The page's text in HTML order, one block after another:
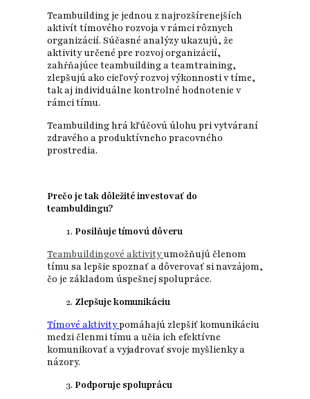
Teambuilding je jednou z najrozšírenejších
aktivít tímového rozvoja v rámci rôznych
organizácií. Súčasné analýzy ukazujú, že
aktivity určené pre rozvoj organizácií,
zahŕňajúce teambuilding a teamtraining,
zlepšujú ako cieľový rozvoj výkonnosti v tíme,
tak aj individuálne kontrolné hodnotenie v
rámci tímu.
Teambuilding hrá kľúčovú úlohu pri vytváraní
zdravého a produktívneho pracovného
prostredia.
Prečo je tak dôležité investovať do
teambuldingu?
Posilňuje tímovú dôveru
Teambuildingové aktivityumožňujú členom
tímu sa lepšie spoznať a dôverovať si navzájom,
čo je základom úspešnej spolupráce.
Zlepšuje komunikáciu
Tímové aktivitypomáhajú zlepšiť komunikáciu
medzi členmi tímu a učia ich efektívne
komunikovať a vyjadrovať svoje myšlienky a
názory.
Podporuje spoluprácu